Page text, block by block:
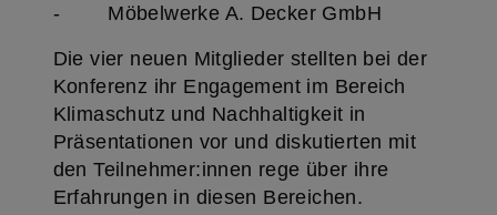
- Möbelwerke A. Decker GmbH
Die vier neuen Mitglieder stellten bei der
Konferenz ihr Engagement im Bereich
Klimaschutz und Nachhaltigkeit in
Präsentationen vor und diskutierten mit
den Teilnehmer:innen rege über ihre
Erfahrungen in diesen Bereichen.